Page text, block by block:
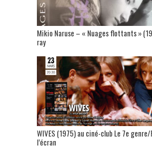
Mikio Naruse – « Nuages flottants »
ray
WIVES (1975) au ciné-club Le 7e
l’écran